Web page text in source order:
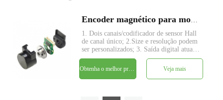
1. Dois canais/codificador de sensor Hall
de canal único; 2.Size e resolução podem
ser personalizados; 3. Saída digital atual
do consumo; 4. Alta frequência de
reflexão de 0 kHz a 100 kHz; 5. Faixa de
temperatura de -40°C a 125°C.
Veja mais